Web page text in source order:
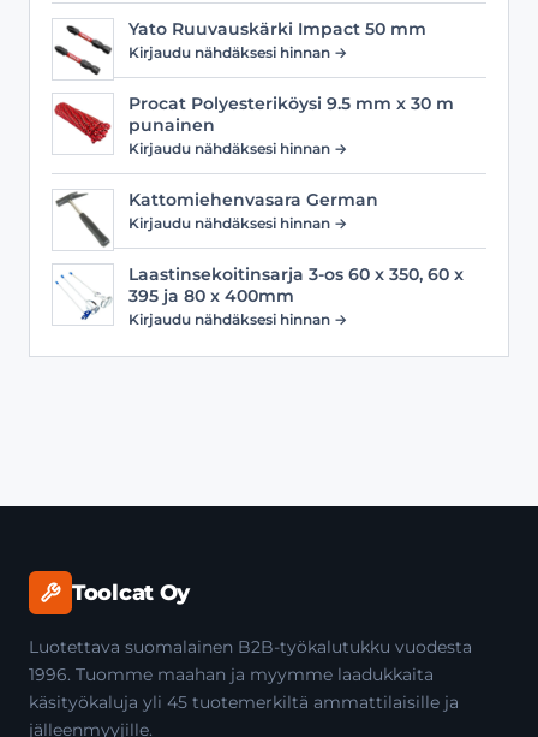
Yato Ruuvauskärki Impact 50 mm
Kirjaudu nähdäksesi hinnan →
Procat Polyesteriköysi 9.5 mm x 30 m
punainen
Kirjaudu nähdäksesi hinnan →
Kattomiehenvasara German
Kirjaudu nähdäksesi hinnan →
Laastinsekoitinsarja 3-os 60 x 350, 60 x
395 ja 80 x 400mm
Kirjaudu nähdäksesi hinnan →
Toolcat Oy
Luotettava suomalainen B2B-työkalutukku vuodesta
1996. Tuomme maahan ja myymme laadukkaita
käsityökaluja yli 45 tuotemerkiltä ammattilaisille ja
jälleenmyyjille.